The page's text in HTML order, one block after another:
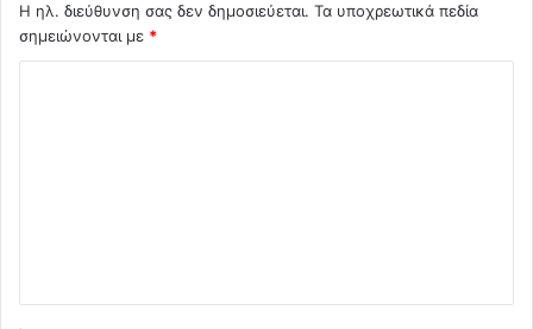
Η ηλ. διεύθυνση σας δεν δημοσιεύεται. Τα υποχρεωτικά πεδία
σημειώνονται με *